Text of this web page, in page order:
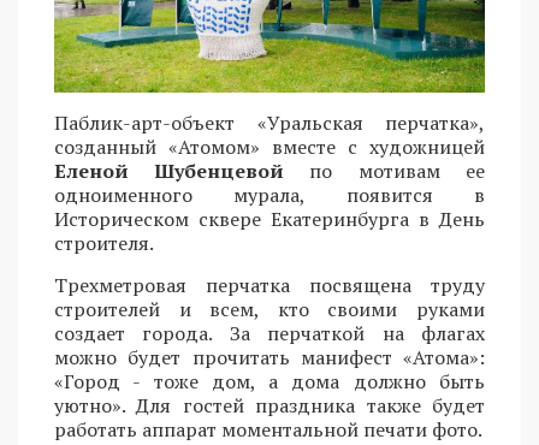
Паблик-арт-объект «Уральская перчатка»,
созданный «Атомом» вместе с художницей
Еленой Шубенцевой по мотивам ее
одноименного мурала, появится в
Историческом сквере Екатеринбурга в День
строителя.
Трехметровая перчатка посвящена труду
строителей и всем, кто своими руками
создает города. За перчаткой на флагах
можно будет прочитать манифест «Атома»:
«Город - тоже дом, а дома должно быть
уютно». Для гостей праздника также будет
работать аппарат моментальной печати фото.